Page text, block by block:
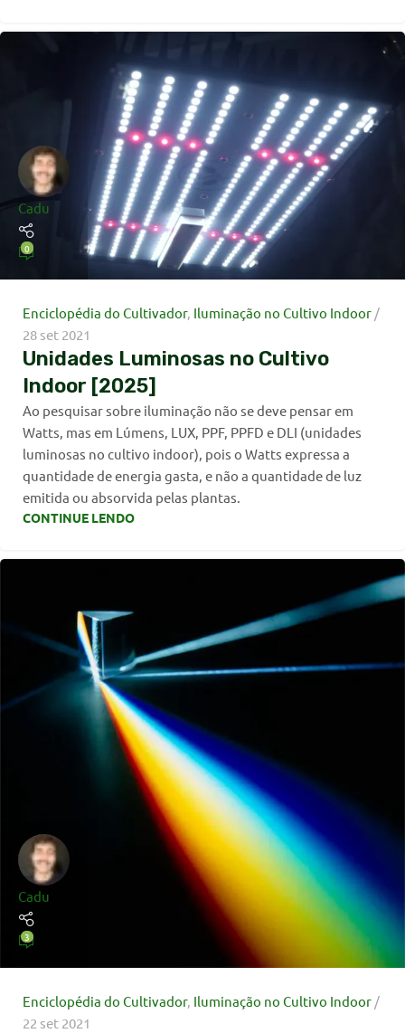
Cadu
0
Enciclopédia do Cultivador, Iluminação no Cultivo Indoor
28 set 2021
Unidades Luminosas no Cultivo
Indoor [2025]
Ao pesquisar sobre iluminação não se deve pensar em
Watts, mas em Lúmens, LUX, PPF, PPFD e DLI (unidades
luminosas no cultivo indoor), pois o Watts expressa a
quantidade de energia gasta, e não a quantidade de luz
emitida ou absorvida pelas plantas.
CONTINUE LENDO
Cadu
3
Enciclopédia do Cultivador, Iluminação no Cultivo Indoor
22 set 2021